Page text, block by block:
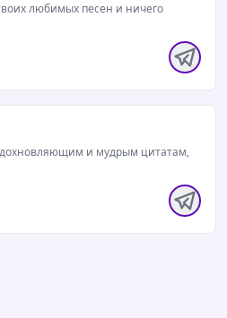
любимых песен и ничего
и мудрым цитатам,